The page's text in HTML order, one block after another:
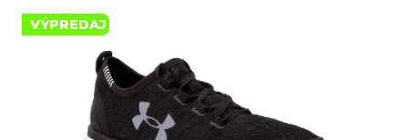
VÝPREDAJ